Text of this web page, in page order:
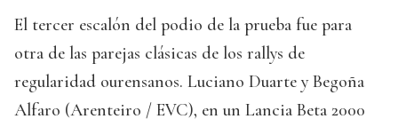
El tercer escalón del podio de la prueba fue para
otra de las parejas clásicas de los rallys de
regularidad ourensanos. Luciano Duarte y Begoña
Alfaro (Arenteiro / EVC), en un Lancia Beta 2000